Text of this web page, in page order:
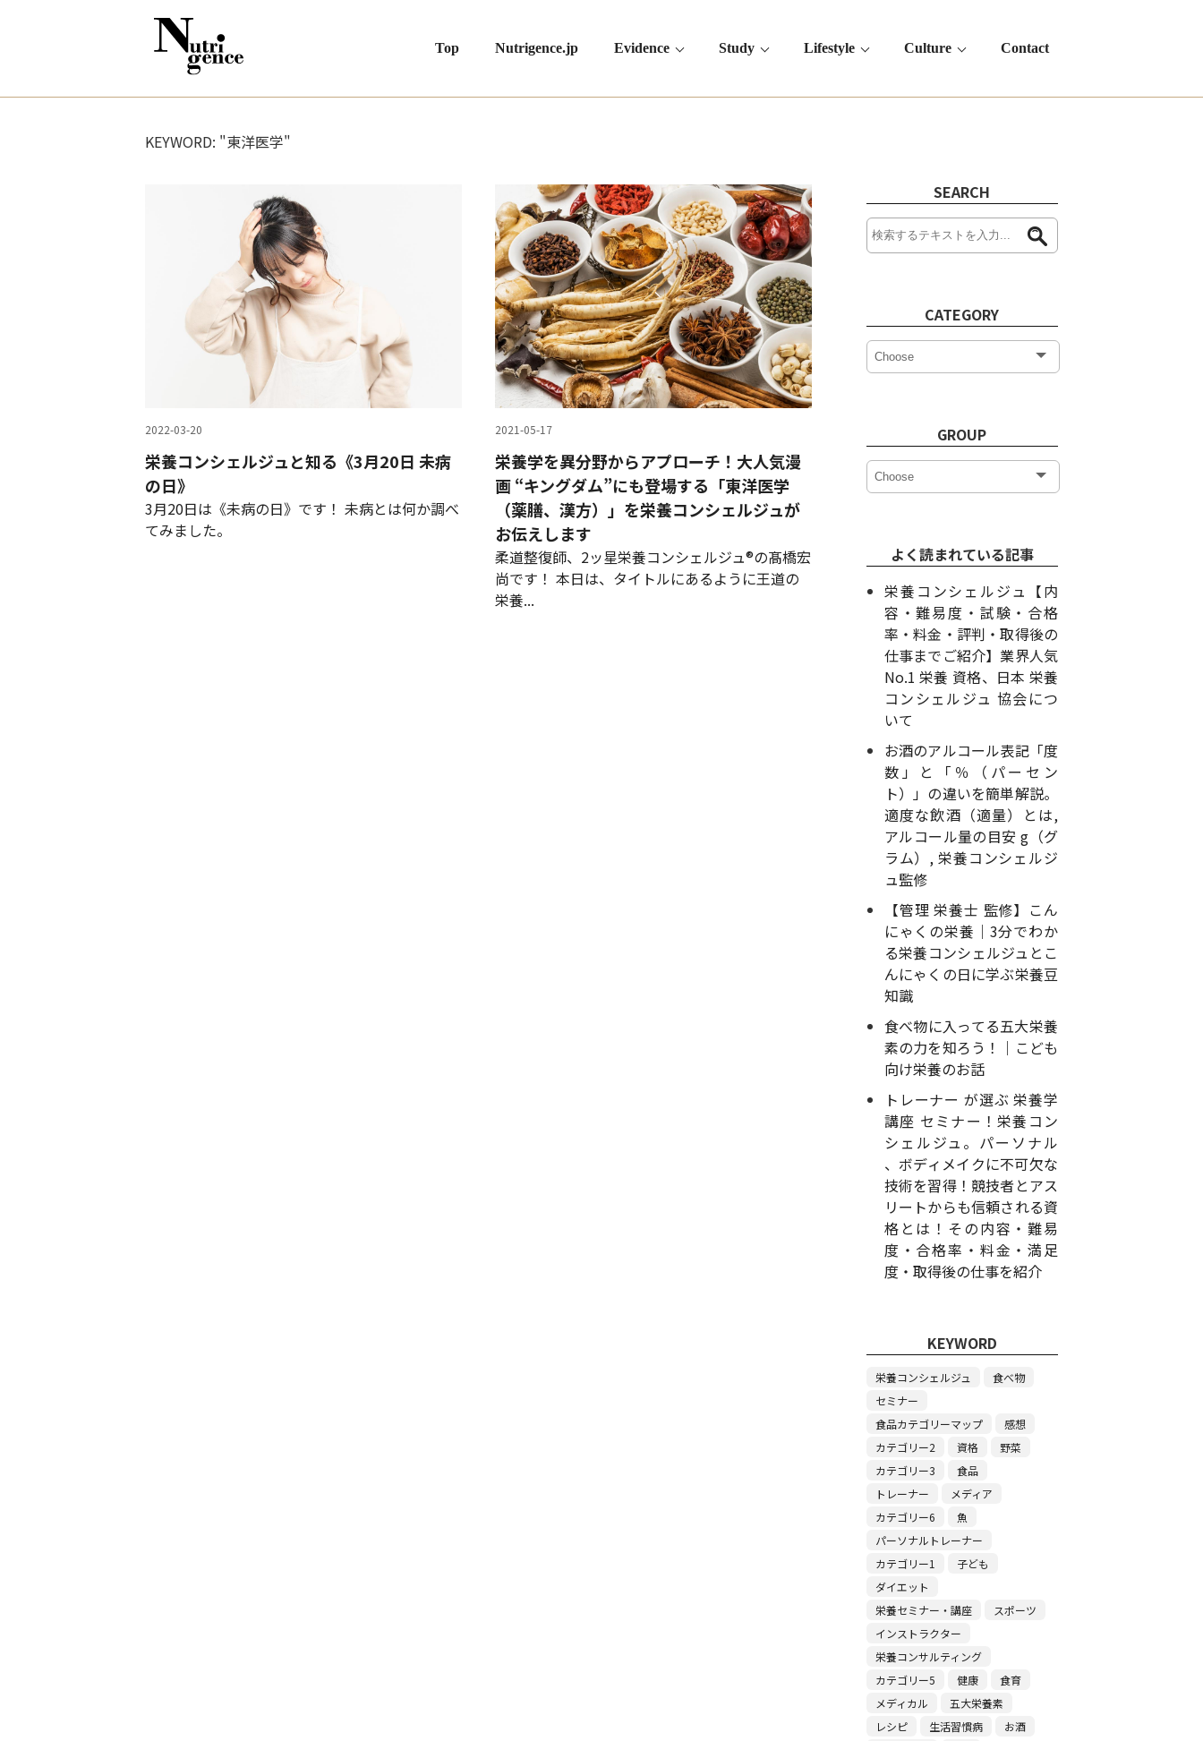
Top Nutrigence.jp Evidence Study Lifestyle Culture Contact
KEYWORD: "東洋医学"
2022-03-20
栄養コンシェルジュと知る《3月20日 未病
の日》
3月20日は《未病の日》です！ 未病とは何か調べ
てみました。
2021-05-17
栄養学を異分野からアプローチ！大人気漫
画 “キングダム”にも登場する「東洋医学
（薬膳、漢方）」を栄養コンシェルジュが
お伝えします
柔道整復師、2ッ星栄養コンシェルジュ®の髙橋宏
尚です！ 本日は、タイトルにあるように王道の
栄養...
SEARCH
CATEGORY
GROUP
よく読まれている記事
栄養コンシェルジュ【内
容・難易度・試験・合格
率・料金・評判・取得後の
仕事までご紹介】業界人気
No.1 栄養 資格、日本 栄養
コンシェルジュ 協会につ
いて
お酒のアルコール表記「度
数」と「％（パーセン
ト）」の違いを簡単解説。
適度な飲酒（適量）とは,
アルコール量の目安 g（グ
ラム）, 栄養コンシェルジ
ュ監修
【管理 栄養士 監修】こん
にゃくの栄養｜3分でわか
る栄養コンシェルジュとこ
んにゃくの日に学ぶ栄養豆
知識
食べ物に入ってる五大栄養
素の力を知ろう！｜こども
向け栄養のお話
トレーナー が選ぶ 栄養学
講座 セミナー！栄養コン
シェルジュ。パーソナル
、ボディメイクに不可欠な
技術を習得！競技者とアス
リートからも信頼される資
格とは！その内容・難易
度・合格率・料金・満足
度・取得後の仕事を紹介
KEYWORD
栄養コンシェルジュ
食べ物
セミナー
食品カテゴリーマップ
感想
カテゴリー2
資格
野菜
カテゴリー3
食品
トレーナー
メディア
カテゴリー6
魚
パーソナルトレーナー
カテゴリー1
子ども
ダイエット
栄養セミナー・講座
スポーツ
インストラクター
栄養コンサルティング
カテゴリー5
健康
食育
メディカル
五大栄養素
レシピ
生活習慣病
お酒